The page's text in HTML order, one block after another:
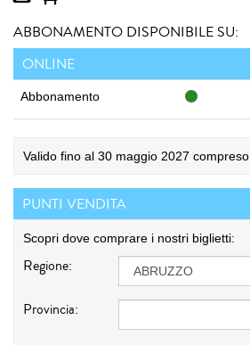
ABBONAMENTO DISPONIBILE SU:
ONLINE
Abbonamento
Valido fino al 30 maggio 2027 compreso
PUNTI VENDITA
Scopri dove comprare i nostri biglietti:
Regione:
Provincia: